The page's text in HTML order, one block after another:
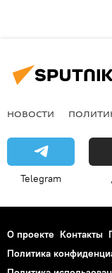
НОВОСТИ
Telegram
О проекте Контакты
Политика